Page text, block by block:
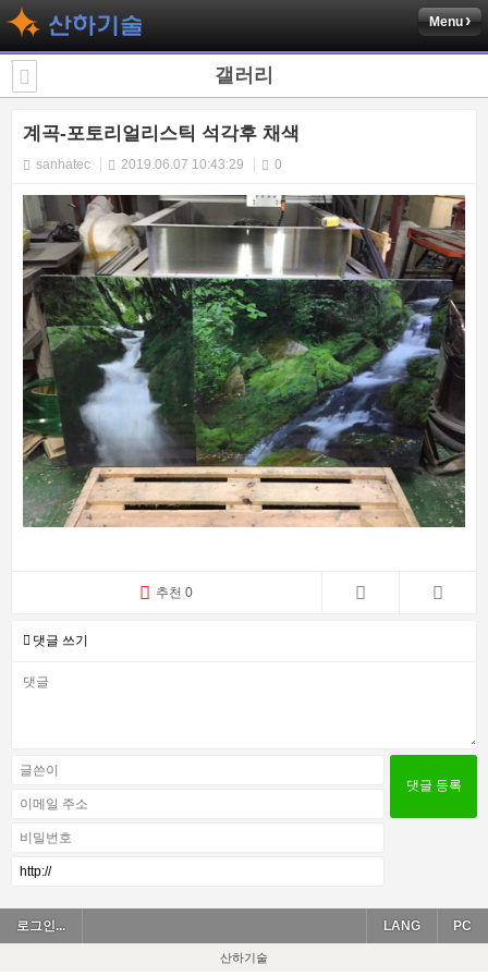
Menu
갤러리
계곡-포토리얼리스틱 석각후 채색
sanhatec 2019.06.07 10:43:29 0
추천 0
댓글 쓰기
로그인... PC
LANG
산하기술